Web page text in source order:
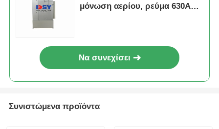
Διακόπτης Δακτυλίου
μεταλλικός κλειστός διακόπτης
μόνωση αερίου, ρεύμα 630A
Να συνεχίσει
Συνιστώμενα προϊόντα